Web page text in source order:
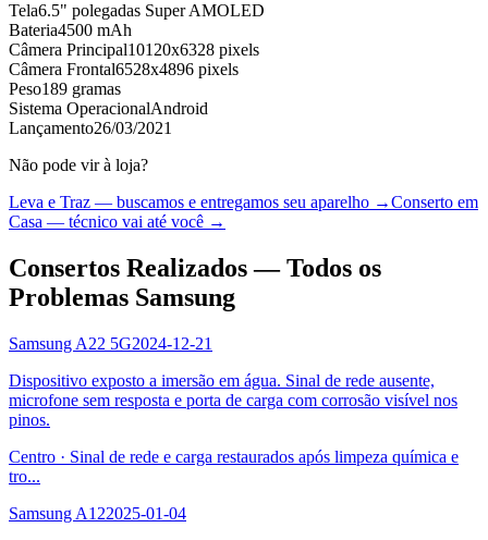
Tela6.5" polegadas Super AMOLED
Bateria4500 mAh
Câmera Principal10120x6328 pixels
Câmera Frontal6528x4896 pixels
Peso189 gramas
Sistema OperacionalAndroid
Lançamento26/03/2021
Não pode vir à loja?
Leva e Traz — buscamos e entregamos seu aparelho →Conserto em
Casa — técnico vai até você →
Consertos Realizados — Todos os
Problemas Samsung
Samsung A22 5G2024-12-21
Dispositivo exposto a imersão em água. Sinal de rede ausente,
microfone sem resposta e porta de carga com corrosão visível nos
pinos.
Centro · Sinal de rede e carga restaurados após limpeza química e
tro...
Samsung A122025-01-04